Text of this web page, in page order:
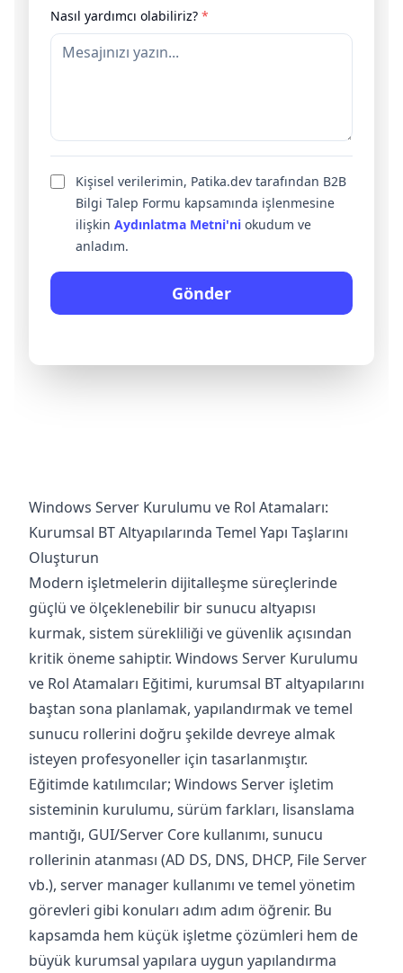
Nasıl yardımcı olabiliriz? *
Kişisel verilerimin, Patika.dev tarafından B2B
Bilgi Talep Formu kapsamında işlenmesine
ilişkin Aydınlatma Metni'ni okudum ve
anladım.
Gönder
Windows Server Kurulumu ve Rol Atamaları:
Kurumsal BT Altyapılarında Temel Yapı Taşlarını
Oluşturun
Modern işletmelerin dijitalleşme süreçlerinde
güçlü ve ölçeklenebilir bir sunucu altyapısı
kurmak, sistem sürekliliği ve güvenlik açısından
kritik öneme sahiptir. Windows Server Kurulumu
ve Rol Atamaları Eğitimi, kurumsal BT altyapılarını
baştan sona planlamak, yapılandırmak ve temel
sunucu rollerini doğru şekilde devreye almak
isteyen profesyoneller için tasarlanmıştır.
Eğitimde katılımcılar; Windows Server işletim
sisteminin kurulumu, sürüm farkları, lisanslama
mantığı, GUI/Server Core kullanımı, sunucu
rollerinin atanması (AD DS, DNS, DHCP, File Server
vb.), server manager kullanımı ve temel yönetim
görevleri gibi konuları adım adım öğrenir. Bu
kapsamda hem küçük işletme çözümleri hem de
büyük kurumsal yapılara uygun yapılandırma